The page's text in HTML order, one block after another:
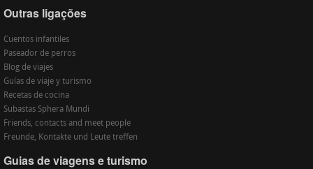
Outras ligações
Cuentos infantiles
Paseador de perros
Blog de viajes
Guías de viaje y turismo
Recetas de cocina
Subastas Sphera Mundi
Friends, contacts and meet people
Freunde, Kontakte und Leute treffen
Guias de viagens e turismo